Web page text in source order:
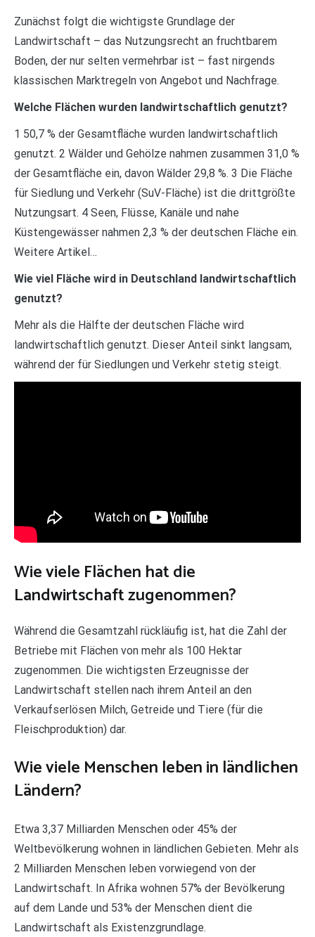
Zunächst folgt die wichtigste Grundlage der
Landwirtschaft – das Nutzungsrecht an fruchtbarem
Boden, der nur selten vermehrbar ist – fast nirgends
klassischen Marktregeln von Angebot und Nachfrage.
Welche Flächen wurden landwirtschaftlich genutzt?
1 50,7 % der Gesamtfläche wurden landwirtschaftlich
genutzt. 2 Wälder und Gehölze nahmen zusammen 31,0 %
der Gesamtfläche ein, davon Wälder 29,8 %. 3 Die Fläche
für Siedlung und Verkehr (SuV-Fläche) ist die drittgrößte
Nutzungsart. 4 Seen, Flüsse, Kanäle und nahe
Küstengewässer nahmen 2,3 % der deutschen Fläche ein.
Weitere Artikel…
Wie viel Fläche wird in Deutschland landwirtschaftlich
genutzt?
Mehr als die Hälfte der deutschen Fläche wird
landwirtschaftlich genutzt. Dieser Anteil sinkt langsam,
während der für Siedlungen und Verkehr stetig steigt.
Wie viele Flächen hat die
Landwirtschaft zugenommen?
Während die Gesamtzahl rückläufig ist, hat die Zahl der
Betriebe mit Flächen von mehr als 100 Hektar
zugenommen. Die wichtigsten Erzeugnisse der
Landwirtschaft stellen nach ihrem Anteil an den
Verkaufserlösen Milch, Getreide und Tiere (für die
Fleischproduktion) dar.
Wie viele Menschen leben in ländlichen
Ländern?
Etwa 3,37 Milliarden Menschen oder 45% der
Weltbevölkerung wohnen in ländlichen Gebieten. Mehr als
2 Milliarden Menschen leben vorwiegend von der
Landwirtschaft. In Afrika wohnen 57% der Bevölkerung
auf dem Lande und 53% der Menschen dient die
Landwirtschaft als Existenzgrundlage.